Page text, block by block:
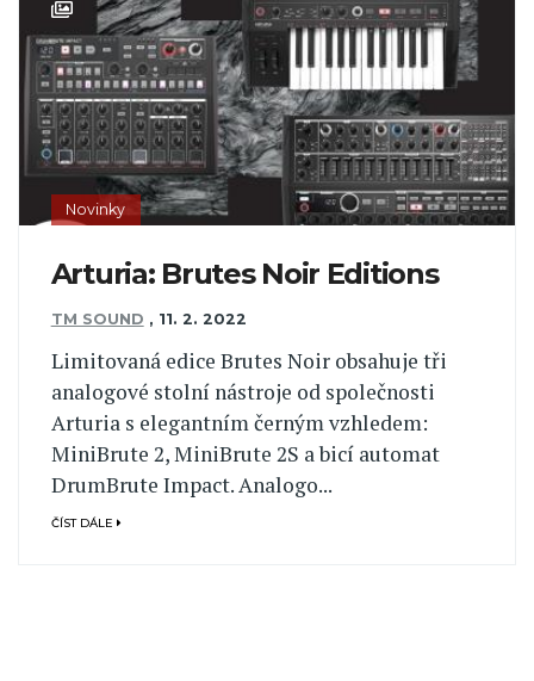
Novinky
Arturia: Brutes Noir Editions
TM SOUND , 11. 2. 2022
Limitovaná edice Brutes Noir obsahuje tři
analogové stolní nástroje od společnosti
Arturia s elegantním černým vzhledem:
MiniBrute 2, MiniBrute 2S a bicí automat
DrumBrute Impact. Analogo...
ČÍST DÁLE